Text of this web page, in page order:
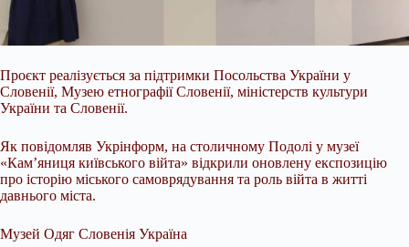
Проєкт реалізується за підтримки Посольства України у
Словенії, Музею етнографії Словенії, міністерств культури
України та Словенії.
Як повідомляв Укрінформ, на столичному Подолі у музеї
«Кам’яниця київського війта» відкрили оновлену експозицію
про історію міського самоврядування та роль війта в житті
давнього міста.
Музей Одяг Словенія Україна